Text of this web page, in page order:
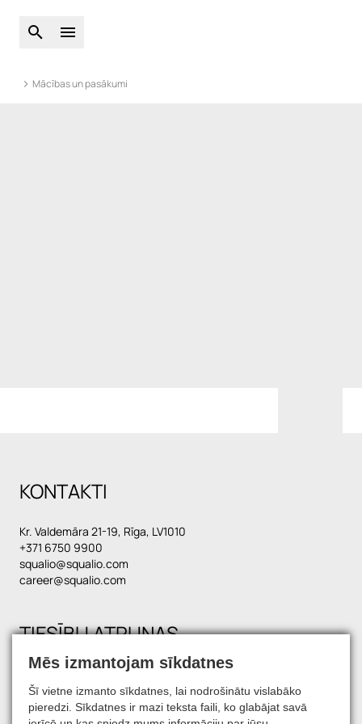
Atveriet globālo meklēšanu
Atveriet galveno izvēlni
Mācības un pasākumi
KONTAKTI
Kr. Valdemāra 21-19, Rīga, LV1010
+371 6750 9900
squalio@squalio.com
career@squalio.com
TIESĪBU ATRUNAS
SATIECIET MŪS SOCIĀLAJOS TĪKLOS
Mēs izmantojam sīkdatnes
Šī vietne izmanto sīkdatnes, lai nodrošinātu vislabāko
pieredzi. Sīkdatnes ir mazi teksta faili, ko glabājat savā